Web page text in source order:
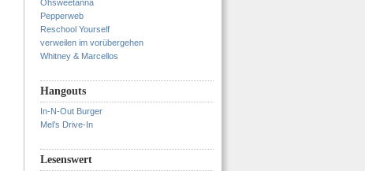
Ohsweetanna
Pepperweb
Reschool Yourself
verweilen im vorübergehen
Whitney & Marcellos
Hangouts
In-N-Out Burger
Mel’s Drive-In
Lesenswert